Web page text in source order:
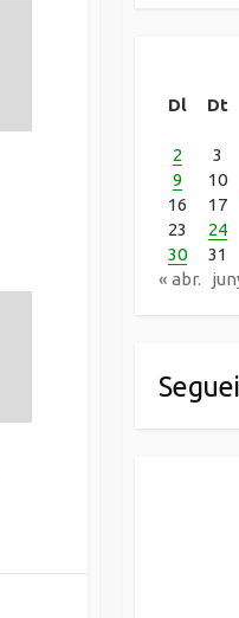
Dl
Dt
2
3
9
10
16
17
23
24
30
31
« abr.